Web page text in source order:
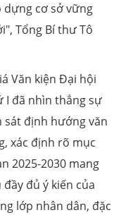
dựng cơ sở vững
Tổng Bí thư Tô
Văn kiện Đại hội
I đã nhìn thẳng sự
định hướng văn
xác định rõ mục
2025-2030 mang
đủ ý kiến của
lớp nhân dân, đặc